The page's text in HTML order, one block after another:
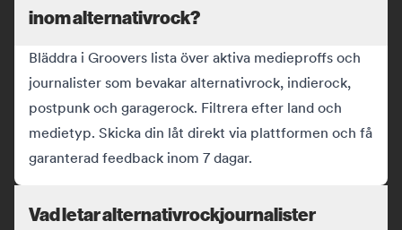
inom alternativrock?
Bläddra i Groovers lista över aktiva medieproffs och
journalister som bevakar alternativrock, indierock,
postpunk och garagerock. Filtrera efter land och
medietyp. Skicka din låt direkt via plattformen och få
garanterad feedback inom 7 dagar.
Vad letar alternativrockjournalister